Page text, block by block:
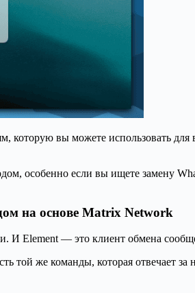
которую вы можете использовать
особенно если вы ищете замену
на основе Matrix Network
И Element — это клиент обмена
той же команды, которая отвечает за